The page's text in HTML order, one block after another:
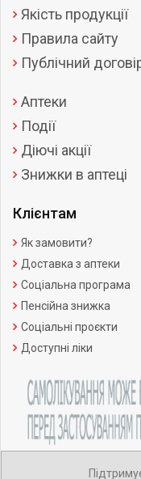
Якість продукції
Правила сайту
Публічний
Аптеки
Події
Діючі акції
Знижки в аптеці
Клієнтам
Як замовити?
Доставка з аптеки
Соціальна програма
Пенсійна знижка
Соціальні проєкти
Доступні ліки